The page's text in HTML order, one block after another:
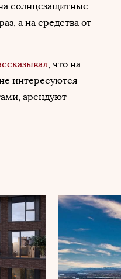
солнцезащитные
а на средства от
, что на
интересуются
арендуют